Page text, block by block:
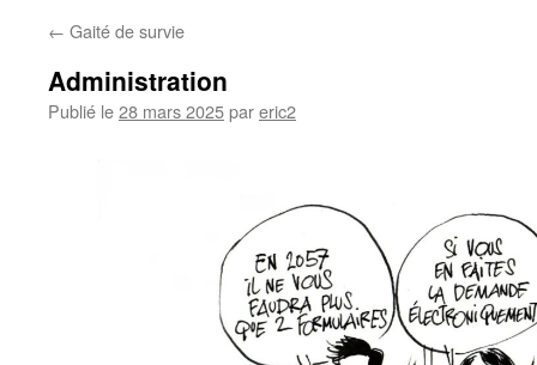
← Gaité de survie
Administration
Publié le28 mars 2025pareric2